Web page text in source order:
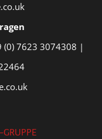
(0) 7623 3074308 |
GRUPPE